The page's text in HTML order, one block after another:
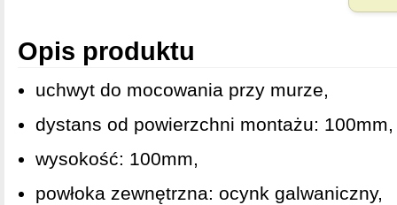
Opis produktu
uchwyt do mocowania przy murze,
dystans od powierzchni montażu: 100mm,
wysokość: 100mm,
powłoka zewnętrzna: ocynk galwaniczny,